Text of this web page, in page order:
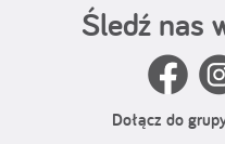
Śledź nas
Dołącz do